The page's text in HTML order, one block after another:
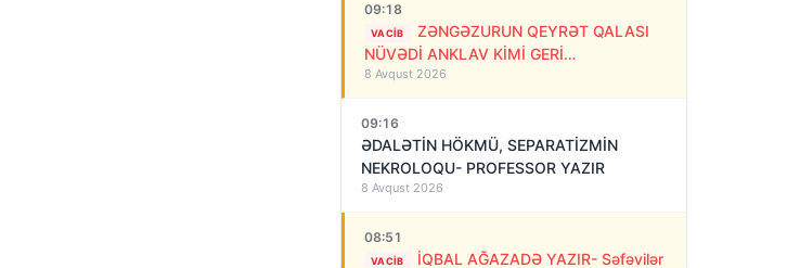
09:18
VACIB
ZƏNGƏZURUN QEYRƏT QALASI
NÜVƏDİ ANKLAV KİMİ GERİ
QAYTARILMALIDIR!
8 Avqust 2026
09:16
ƏDALƏTİN HÖKMÜ, SEPARATİZMİN
NEKROLOQU- PROFESSOR YAZIR
8 Avqust 2026
08:51
VACIB
İQBAL AĞAZADƏ YAZIR- Səfəvilər